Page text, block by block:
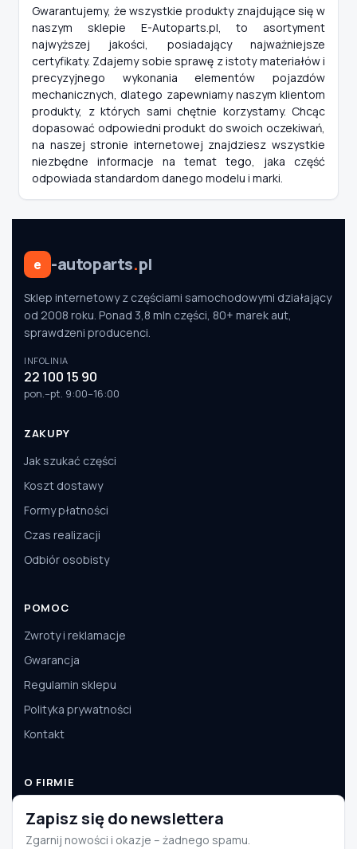
Gwarantujemy, że wszystkie produkty znajdujące się w
naszym sklepie E-Autoparts.pl, to asortyment
najwyższej jakości, posiadający najważniejsze
certyfikaty. Zdajemy sobie sprawę z istoty materiałów i
precyzyjnego wykonania elementów pojazdów
mechanicznych, dlatego zapewniamy naszym klientom
produkty, z których sami chętnie korzystamy. Chcąc
dopasować odpowiedni produkt do swoich oczekiwań,
na naszej stronie internetowej znajdziesz wszystkie
niezbędne informacje na temat tego, jaka część
odpowiada standardom danego modelu i marki.
e -autoparts.pl
Sklep internetowy z częściami samochodowymi działający
od 2008 roku. Ponad 3,8 mln części, 80+ marek aut,
sprawdzeni producenci.
INFOLINIA
22 100 15 90
pon.–pt. 9:00–16:00
ZAKUPY
Jak szukać części
Koszt dostawy
Formy płatności
Czas realizacji
Odbiór osobisty
POMOC
Zwroty i reklamacje
Gwarancja
Regulamin sklepu
Polityka prywatności
Kontakt
O FIRMIE
O nas
Dane firmy
Zapisz się do newslettera
Zgarnij nowości i okazje – żadnego spamu.